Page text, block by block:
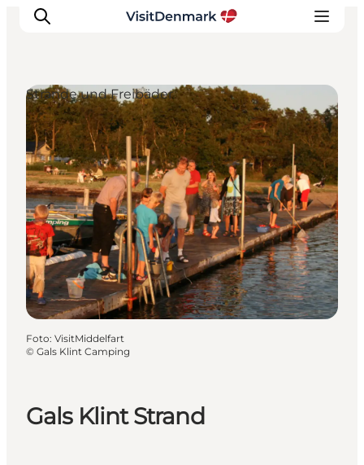
Inspiration
Regionen
Erlebnisse
Unterkünfte
Reiseplanung
Gals Klint Strand
Strände und Freibäder
Foto: VisitMiddelfart
© Gals Klint Camping